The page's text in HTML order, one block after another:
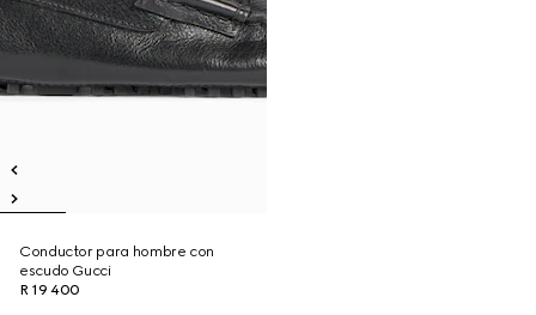
Conductor para hombre con
escudo Gucci
R 19 400